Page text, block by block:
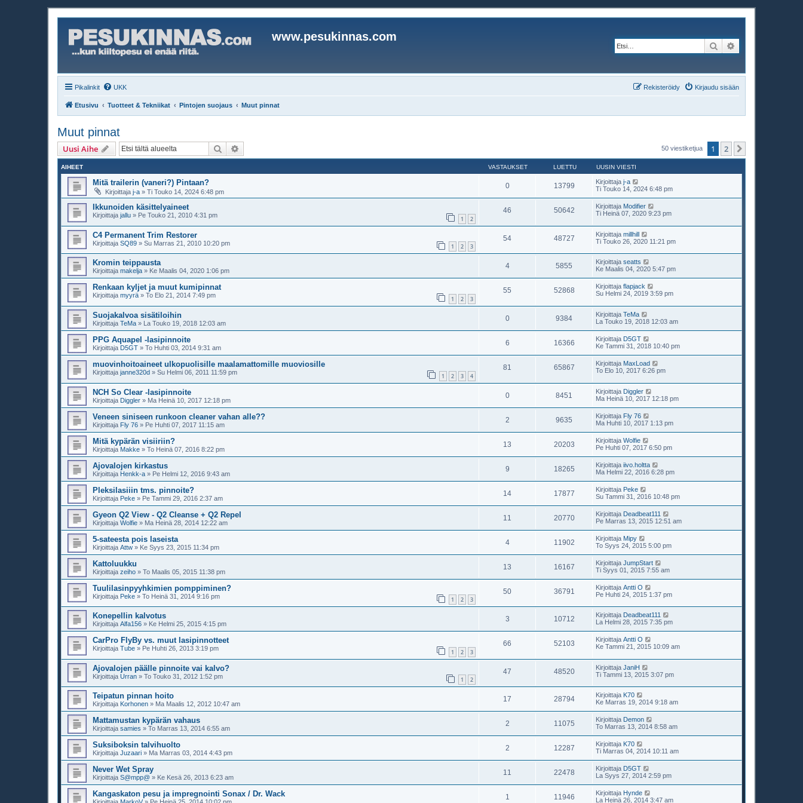
www.pesukinnas.com
Etsi
Pikalinkit UKK Kirjaudu sisään
Rekisteröidy
Etusivu Tuotteet & Tekniikat Pintojen suojaus Muut pinnat
Muut pinnat
Uusi Aihe Etsi 50 viestiketjua 1 2
AIHEET VASTAUKSET LUETTU UUSIN VIESTI
Mitä trailerin (vaneri?) Pintaan?
Kirjoittaja j-a » Ti Touko 14, 2024 6:48 pm
0 13799 Kirjoittaja j-a
Ti Touko 14, 2024 6:48 pm
Ikkunoiden käsittelyaineet
Kirjoittaja jallu » Pe Touko 21, 2010 4:31 pm 1 2
46 50642 Kirjoittaja Modifier
Ti Heinä 07, 2020 9:23 pm
C4 Permanent Trim Restorer
Kirjoittaja SQ89 » Su Marras 21, 2010 10:20 pm 1 2 3
54 48727 Kirjoittaja millhill
Ti Touko 26, 2020 11:21 pm
Kromin teippausta
Kirjoittaja makelja » Ke Maalis 04, 2020 1:06 pm
4 5855 Kirjoittaja seatts
Ke Maalis 04, 2020 5:47 pm
Renkaan kyljet ja muut kumipinnat
Kirjoittaja myyrä » To Elo 21, 2014 7:49 pm 1 2 3
55 52868 Kirjoittaja flapjack
Su Helmi 24, 2019 3:59 pm
Suojakalvoa sisätiloihin
Kirjoittaja TeMa » La Touko 19, 2018 12:03 am
0 9384 Kirjoittaja TeMa
La Touko 19, 2018 12:03 am
PPG Aquapel -lasipinnoite
Kirjoittaja D5GT » To Huhti 03, 2014 9:31 am
6 16366 Kirjoittaja D5GT
Ke Tammi 31, 2018 10:40 pm
muovinhoitoaineet ulkopuolisille maalamattomille muoviosille
Kirjoittaja janne320d » Su Helmi 06, 2011 11:59 pm 1 2 3 4
81 65867 Kirjoittaja MaxLoad
To Elo 10, 2017 6:26 pm
NCH So Clear -lasipinnoite
Kirjoittaja Diggler » Ma Heinä 10, 2017 12:18 pm
0 8451 Kirjoittaja Diggler
Ma Heinä 10, 2017 12:18 pm
Veneen siniseen runkoon cleaner vahan alle??
Kirjoittaja Fly 76 » Pe Huhti 07, 2017 11:15 am
2 9635 Kirjoittaja Fly 76
Ma Huhti 10, 2017 1:13 pm
Mitä kypärän visiiriin?
Kirjoittaja Makke » To Heinä 07, 2016 8:22 pm
13 20203 Kirjoittaja Wolfie
Pe Huhti 07, 2017 6:50 pm
Ajovalojen kirkastus
Kirjoittaja Henkk-a » Pe Helmi 12, 2016 9:43 am
9 18265 Kirjoittaja iivo.holtta
Ma Helmi 22, 2016 6:28 pm
Pleksilasiiin tms. pinnoite?
Kirjoittaja Peke » Pe Tammi 29, 2016 2:37 am
14 17877 Kirjoittaja Peke
Su Tammi 31, 2016 10:48 pm
Gyeon Q2 View - Q2 Cleanse + Q2 Repel
Kirjoittaja Wolfie » Ma Heinä 28, 2014 12:22 am
11 20770 Kirjoittaja Deadbeat111
Pe Marras 13, 2015 12:51 am
5-sateesta pois laseista
Kirjoittaja Attw » Ke Syys 23, 2015 11:34 pm
4 11902 Kirjoittaja Mipy
To Syys 24, 2015 5:00 pm
Kattoluukku
Kirjoittaja zeiho » To Maalis 05, 2015 11:38 pm
13 16167 Kirjoittaja JumpStart
Ti Syys 01, 2015 7:55 am
Tuulilasinpyyhkimien pomppiminen?
Kirjoittaja Peke » To Heinä 31, 2014 9:16 pm 1 2 3
50 36791 Kirjoittaja Antti O
Pe Huhti 24, 2015 1:37 pm
Konepellin kalvotus
Kirjoittaja Alfa156 » Ke Helmi 25, 2015 4:15 pm
3 10712 Kirjoittaja Deadbeat111
La Helmi 28, 2015 7:35 pm
CarPro FlyBy vs. muut lasipinnotteet
Kirjoittaja Tube » Pe Huhti 26, 2013 3:19 pm 1 2 3
66 52103 Kirjoittaja Antti O
Ke Tammi 21, 2015 10:09 am
Ajovalojen päälle pinnoite vai kalvo?
Kirjoittaja Urran » To Touko 31, 2012 1:52 pm 1 2
47 48520 Kirjoittaja JaniH
Ti Tammi 13, 2015 3:07 pm
Teipatun pinnan hoito
Kirjoittaja Korhonen » Ma Maalis 12, 2012 10:47 am
17 28794 Kirjoittaja K70
Ke Marras 19, 2014 9:18 am
Mattamustan kypärän vahaus
Kirjoittaja samies » To Marras 13, 2014 6:55 am
2 11075 Kirjoittaja Demon
To Marras 13, 2014 8:58 am
Suksiboksin talvihuolto
Kirjoittaja Juzaari » Ma Marras 03, 2014 4:43 pm
2 12287 Kirjoittaja K70
Ti Marras 04, 2014 10:11 am
Never Wet Spray
Kirjoittaja S@mpp@ » Ke Kesä 26, 2013 6:23 am
11 22478 Kirjoittaja D5GT
La Syys 27, 2014 2:59 pm
Kangaskaton pesu ja impregnointi Sonax / Dr. Wack 1 11946 Kirjoittaja Hynde
La Heinä 26, 2014 3:47 am